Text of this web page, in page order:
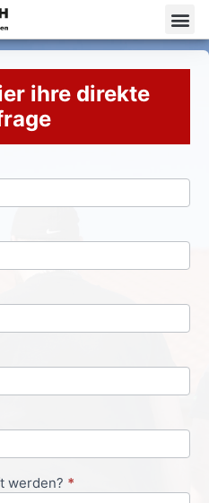
ihre direkte
werden? *